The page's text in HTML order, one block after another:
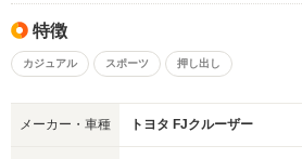
特徴
カジュアル スポーツ 押し出し
メーカー・車種 トヨタ FJクルーザー